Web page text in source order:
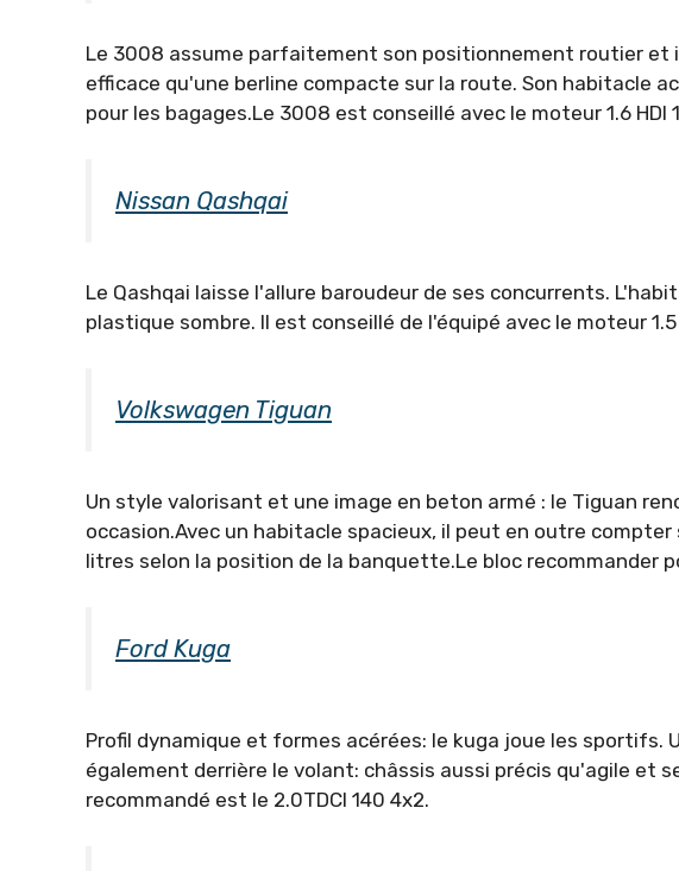
Le 3008 assume parfaitement son positionnement routier et
efficace qu'une berline compacte sur la route. Son habitacle
pour les bagages.Le 3008 est conseillé avec le moteur 1.6 HDI
Nissan Qashqai
Le Qashqai laisse l'allure baroudeur de ses concurrents.
plastique sombre. Il est conseillé de l'équipé avec le moteur 1.5
Volkswagen Tiguan
Un style valorisant et une image en beton armé : le Tiguan
occasion.Avec un habitacle spacieux, il peut en outre
litres selon la position de la banquette.Le bloc recommander
Ford Kuga
Profil dynamique et formes acérées: le kuga joue les sportifs.
également derrière le volant: châssis aussi précis qu'agile et
recommandé est le 2.0TDCI 140 4x2.